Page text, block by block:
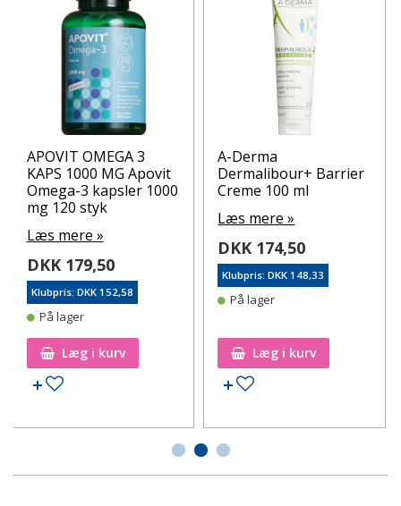
APOVIT OMEGA 3
KAPS 1000 MG Apovit
Omega-3 kapsler 1000
mg 120 styk
Læs mere »
DKK 179,50
Klubpris: DKK 152,58
På lager
Læg i kurv
Tilføj til ønskeseddel
A-Derma
Dermalibour+ Barrier
Creme 100 ml
Læs mere »
DKK 174,50
Klubpris: DKK 148,33
På lager
Læg i kurv
Tilføj til ønskeseddel